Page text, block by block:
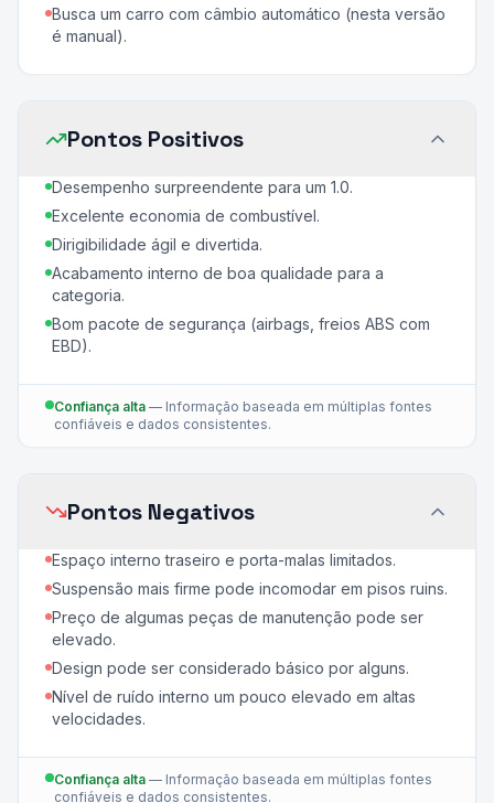
Busca um carro com câmbio automático (nesta versão
é manual).
Pontos Positivos
Desempenho surpreendente para um 1.0.
Excelente economia de combustível.
Dirigibilidade ágil e divertida.
Acabamento interno de boa qualidade para a
categoria.
Bom pacote de segurança (airbags, freios ABS com
EBD).
Confiança alta — Informação baseada em múltiplas fontes
confiáveis e dados consistentes.
Pontos Negativos
Espaço interno traseiro e porta-malas limitados.
Suspensão mais firme pode incomodar em pisos ruins.
Preço de algumas peças de manutenção pode ser
elevado.
Design pode ser considerado básico por alguns.
Nível de ruído interno um pouco elevado em altas
velocidades.
Confiança alta — Informação baseada em múltiplas fontes
confiáveis e dados consistentes.